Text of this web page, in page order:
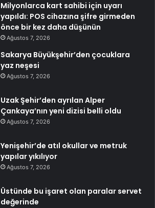
Milyonlarca kart sahibi için uyarı
yapıldı: POS cihazına şifre girmeden
önce bir kez daha düşünün
Ağustos 7, 2026
Sakarya Büyükşehir’den çocuklara
yaz neşesi
Ağustos 7, 2026
Uzak Şehir’den ayrılan Alper
Çankaya’nın yeni dizisi belli oldu
Ağustos 7, 2026
Yenişehir’de atıl okullar ve metruk
yapılar yıkılıyor
Ağustos 7, 2026
Üstünde bu işaret olan paralar servet
değerinde